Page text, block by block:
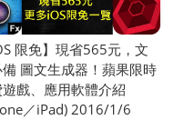
限免】現省565元，文
圖文生成器！蘋果限時
戲、應用軟體介紹
／iPad) 2016/1/6